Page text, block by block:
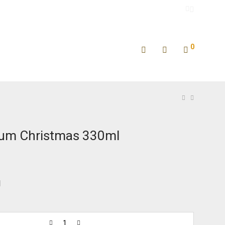
0
Christmas 330ml